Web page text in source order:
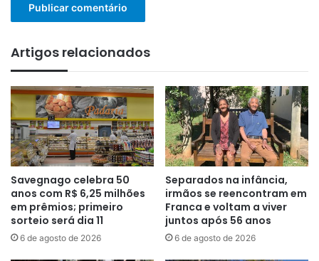
Artigos relacionados
Savegnago celebra 50
anos com R$ 6,25 milhões
em prêmios; primeiro
sorteio será dia 11
6 de agosto de 2026
Separados na infância,
irmãos se reencontram em
Franca e voltam a viver
juntos após 56 anos
6 de agosto de 2026